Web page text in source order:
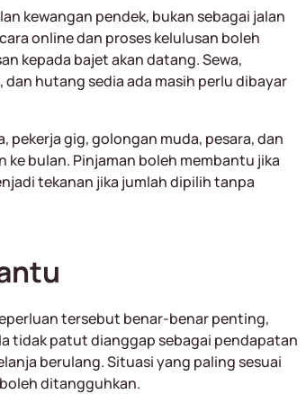
kewangan pendek, bukan sebagai jalan
online dan proses kelulusan boleh
kepada bajet akan datang. Sewa,
hutang sedia ada masih perlu dibayar
gig, golongan muda, pesara, dan
bulan. Pinjaman boleh membantu jika
tekanan jika jumlah dipilih tanpa
tersebut benar-benar penting,
tidak patut dianggap sebagai pendapatan
berulang. Situasi yang paling sesuai
ditangguhkan.